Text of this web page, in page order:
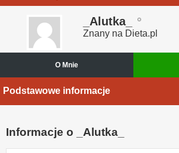
_Alutka_
Znany na Dieta.pl
O Mnie
Podstawowe informacje
Informacje o _Alutka_